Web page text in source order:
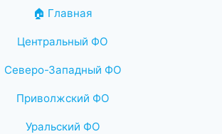
🏠 Главная
Центральный ФО
Северо-Западный ФО
Приволжский ФО
Уральский ФО